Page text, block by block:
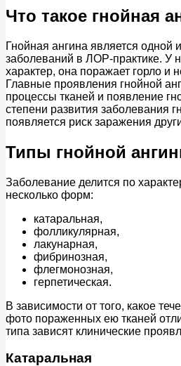
Что такое гнойная
Гнойная ангина является одной
заболеваний в ЛОР-практике. У
характер, она поражает горло и
Главные проявления гнойной
процессы тканей и появление
степени развития заболевания
появляется риск заражения
Типы гнойной
Заболевание делится по
несколько форм:
катаральная,
фолликулярная,
лакунарная,
фибринозная,
флегмонозная,
герпетическая.
В зависимости от того, какое
фото пораженных ею тканей
типа зависят клинические
Катаральная